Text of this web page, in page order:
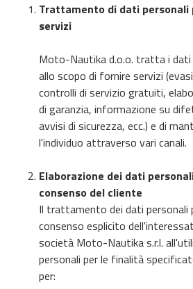
Trattamento di dati personali
servizi
Moto-Nautika d.o.o. tratta i dati
allo scopo di fornire servizi
controlli di servizio gratuiti,
di garanzia, informazione su
avvisi di sicurezza, ecc.) e di
l'individuo attraverso vari canali.
Elaborazione dei dati
consenso del cliente
Il trattamento dei dati personali
consenso esplicito
società Moto-Nautika s.r.l.
personali per le finalità
per: